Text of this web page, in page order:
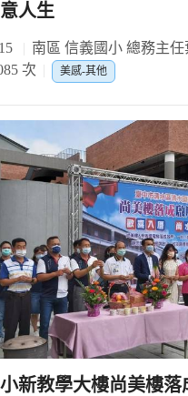
意人生
南區 信義國小 總務主
次
美感-其他
新教學大樓尚美樓落